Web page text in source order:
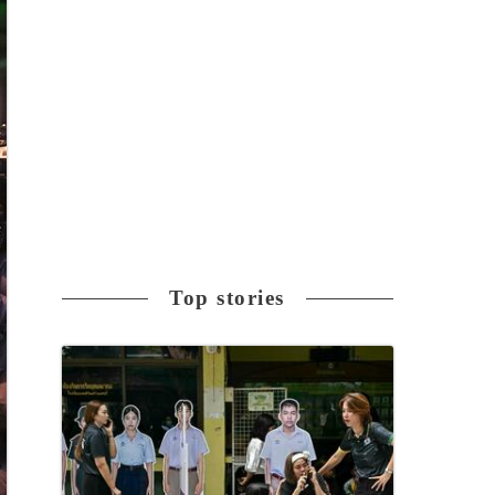
Top stories